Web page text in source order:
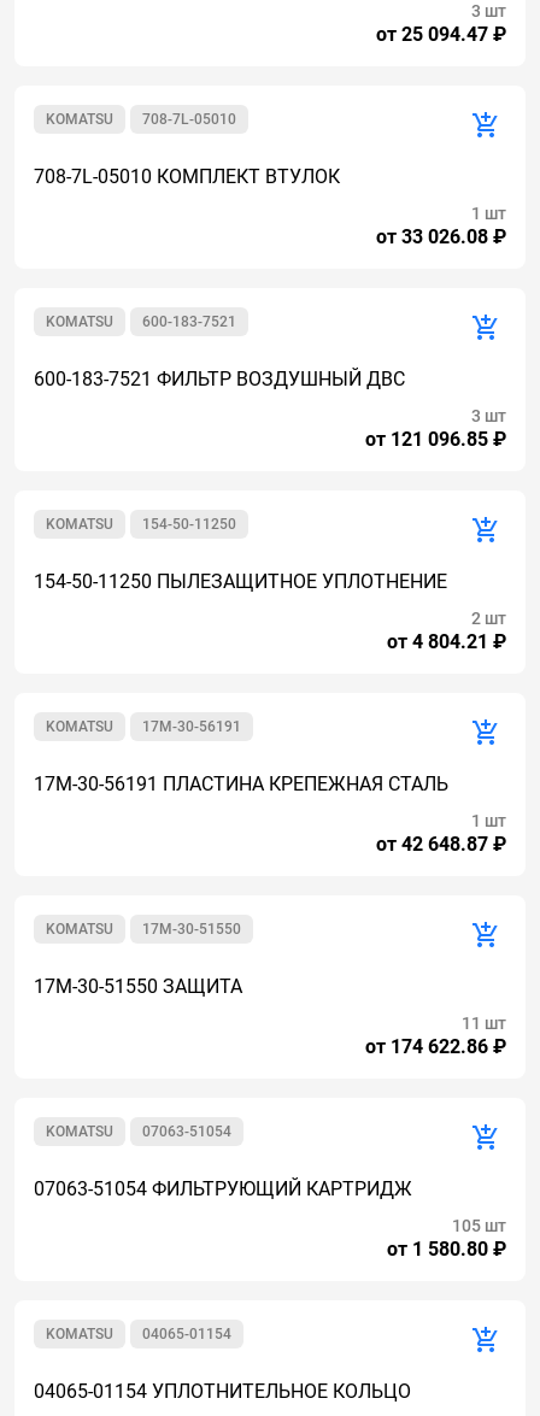
от 25 094.47 ₽
3 шт
708-7L-05010
KOMATSU
708-7L-05010 КОМПЛЕКТ ВТУЛОК
от 33 026.08 ₽
1 шт
600-183-7521
KOMATSU
600-183-7521 ФИЛЬТР ВОЗДУШНЫЙ ДВС
от 121 096.85 ₽
3 шт
154-50-11250
KOMATSU
154-50-11250 ПЫЛЕЗАЩИТНОЕ УПЛОТНЕНИЕ
от 4 804.21 ₽
2 шт
17M-30-56191
KOMATSU
17M-30-56191 ПЛАСТИНА КРЕПЕЖНАЯ СТАЛЬ
от 42 648.87 ₽
1 шт
17M-30-51550
KOMATSU
17M-30-51550 ЗАЩИТА
от 174 622.86 ₽
11 шт
07063-51054
KOMATSU
07063-51054 ФИЛЬТРУЮЩИЙ КАРТРИДЖ
от 1 580.80 ₽
105 шт
04065-01154
KOMATSU
04065-01154 УПЛОТНИТЕЛЬНОЕ КОЛЬЦО